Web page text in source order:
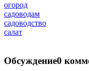
огород
садоводам
садоводство
салат
Обсуждение0